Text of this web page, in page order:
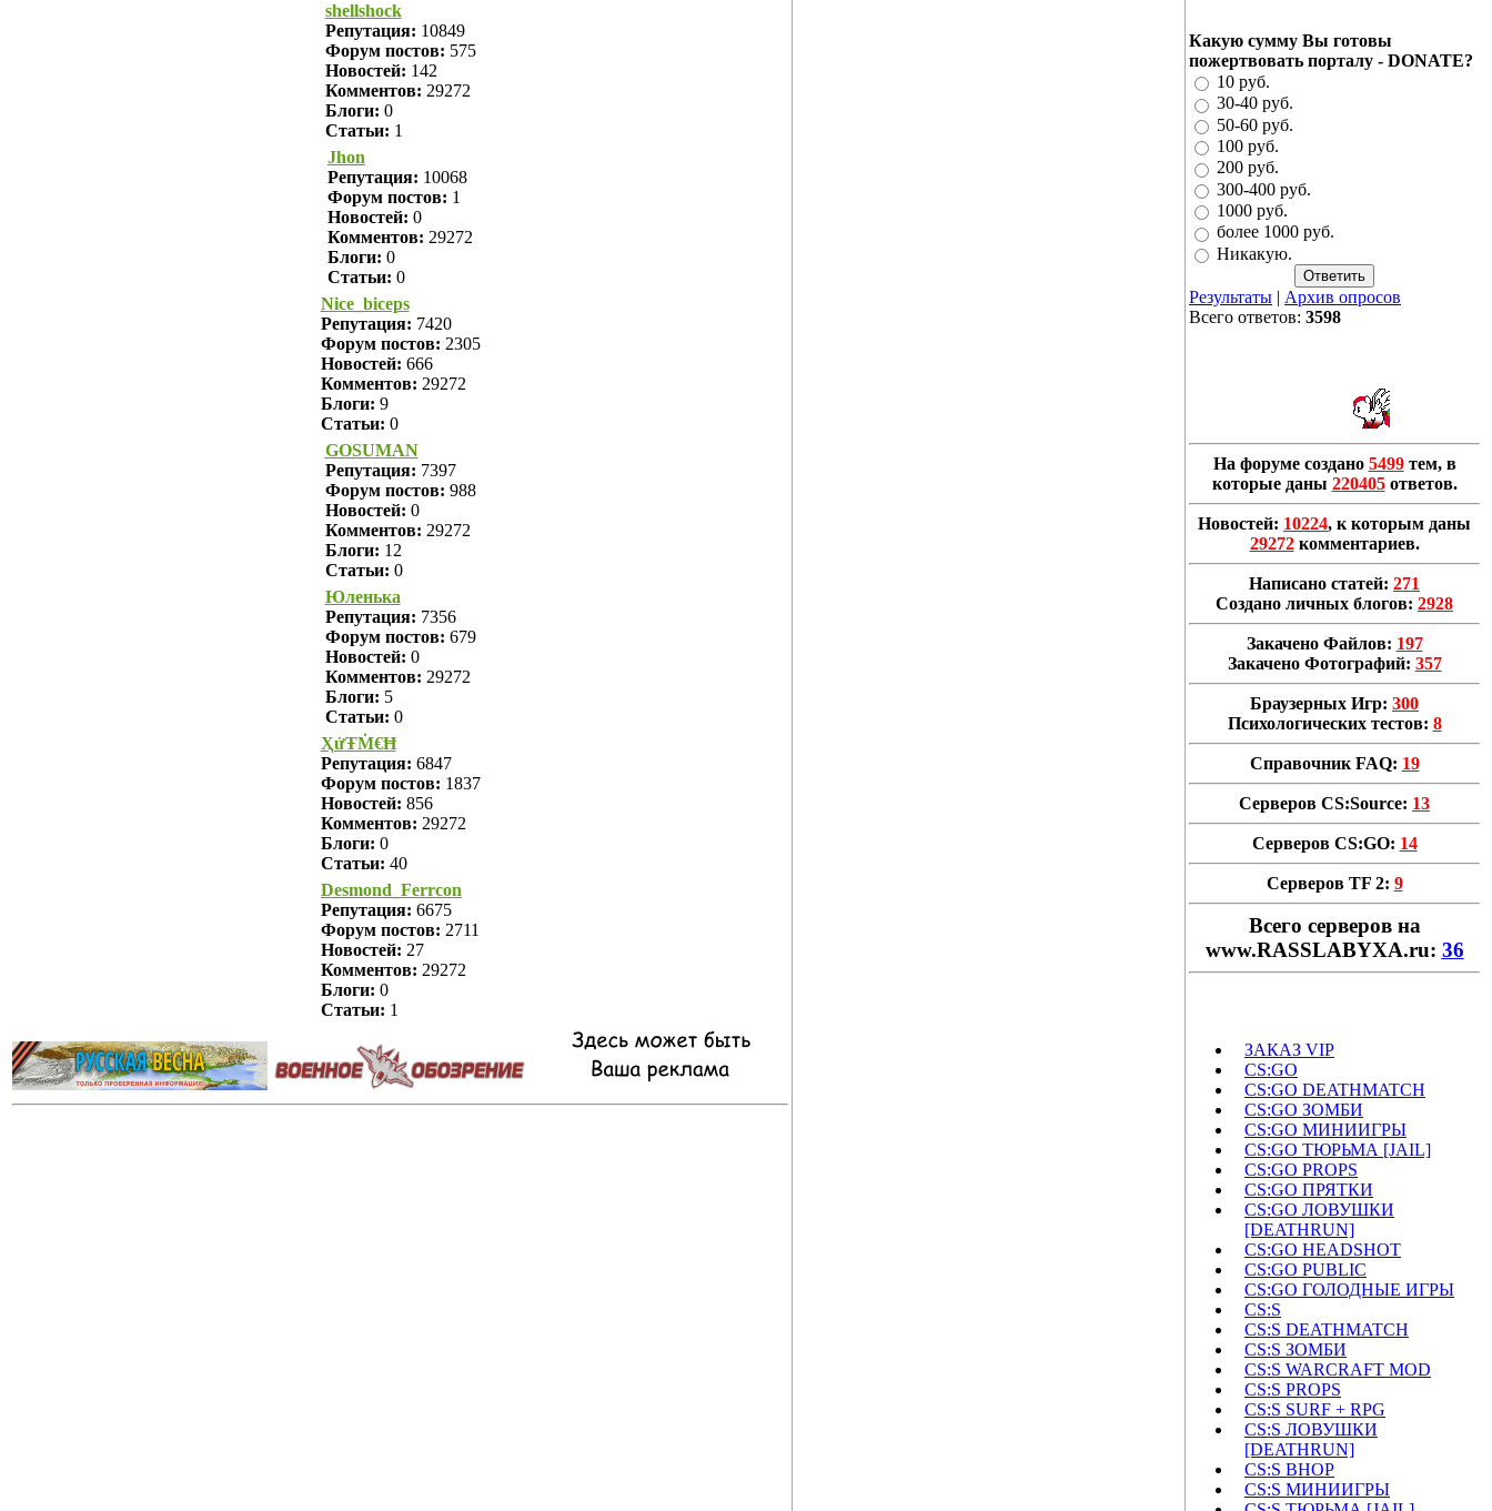
shellshock
Репутация: 10849
Форум постов: 575
Новостей: 142
Комментов: 29272
Блоги: 0
Статьи: 1
Jhon
Репутация: 10068
Форум постов: 1
Новостей: 0
Комментов: 29272
Блоги: 0
Статьи: 0
Nice_biceps
Репутация: 7420
Форум постов: 2305
Новостей: 666
Комментов: 29272
Блоги: 9
Статьи: 0
GOSUMAN
Репутация: 7397
Форум постов: 988
Новостей: 0
Комментов: 29272
Блоги: 12
Статьи: 0
Юленька
Репутация: 7356
Форум постов: 679
Новостей: 0
Комментов: 29272
Блоги: 5
Статьи: 0
ҲửŦṀ€Ħ
Репутация: 6847
Форум постов: 1837
Новостей: 856
Комментов: 29272
Блоги: 0
Статьи: 40
Desmond_Ferrcon
Репутация: 6675
Форум постов: 2711
Новостей: 27
Комментов: 29272
Блоги: 0
Статьи: 1
Какую сумму Вы готовы
пожертвовать порталу - DONATE?
10 руб.
30-40 руб.
50-60 руб.
100 руб.
200 руб.
300-400 руб.
1000 руб.
более 1000 руб.
Никакую.
Результаты | Архив опросов
Всего ответов: 3598
На форуме создано 5499тем, в
которые даны 220405ответов.
Новостей: 10224, к которым даны
29272комментариев.
Написано статей: 271
Создано личных блогов: 2928
Закачено Файлов: 197
Закачено Фотографий: 357
Браузерных Игр: 300
Психологических тестов: 8
Справочник FAQ: 19
Серверов CS:Source: 13
Серверов CS:GO: 14
Серверов TF 2: 9
Всего cерверов на
www.RASSLABYXA.ru: 36
ЗАКАЗ VIP
CS:GO
CS:GO DEATHMATCH
CS:GO ЗОМБИ
CS:GO МИНИИГРЫ
CS:GO ТЮРЬМА [JAIL]
CS:GO PROPS
CS:GO ПРЯТКИ
CS:GO ЛОВУШКИ
[DEATHRUN]
CS:GO HEADSHOT
CS:GO PUBLIC
CS:GO ГОЛОДНЫЕ ИГРЫ
CS:S
CS:S DEATHMATCH
CS:S ЗОМБИ
CS:S WARCRAFT MOD
CS:S PROPS
CS:S SURF + RPG
CS:S ЛОВУШКИ
[DEATHRUN]
CS:S BHOP
CS:S МИНИИГРЫ